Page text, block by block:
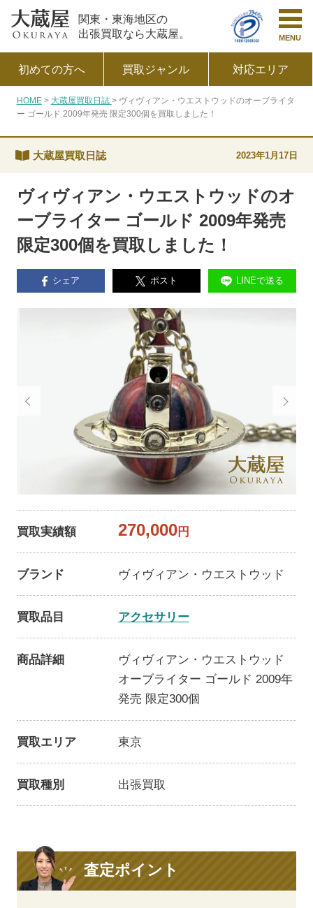
関東・東海地区の
出張買取なら大蔵屋。
MENU
初めての方へ 買取ジャンル 対応エリア
HOME 大蔵屋買取日誌
ヴィヴィアン・ウエストウッドのオーブライタ
ー ゴールド 2009年発売 限定300個を買取しました！
ヴィヴィアン・ウエストウッドのオ
ーブライター ゴールド 2009年発売
限定300個を買取しました！
大蔵屋買取日誌 2023年1月17日
シェア ポスト LINEで送る
買取実績額 270,000円
ブランド ヴィヴィアン・ウエストウッド
買取品目 アクセサリー
商品詳細
ヴィヴィアン・ウエストウッド
オーブライター ゴールド 2009年
発売 限定300個
買取エリア 東京
買取種別 出張買取
査定ポイント